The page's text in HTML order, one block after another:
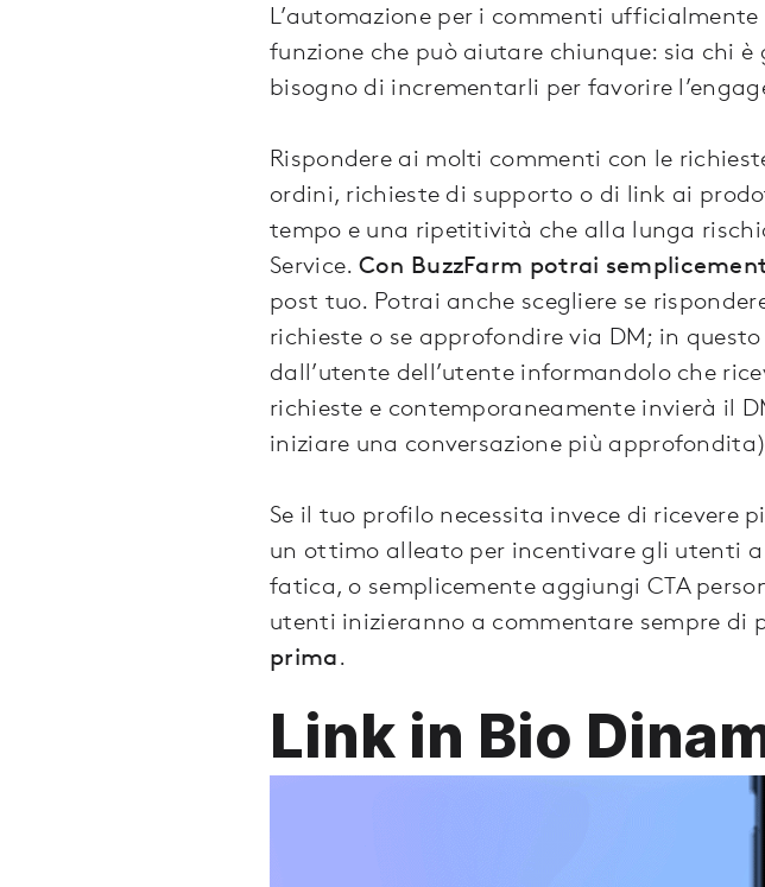
L’automazione per i commenti
funzione che può aiutare chiunque: sia chi
bisogno di incrementarli per favorire
Rispondere ai molti commenti con le
ordini, richieste di supporto o di link ai
tempo e una ripetitività che alla lunga
Service. Con BuzzFarm potrai
post tuo. Potrai anche scegliere se
richieste o se approfondire via DM; in
dall’utente dell’utente informandolo che
richieste e contemporaneamente invierà il
iniziare una conversazione più
Se il tuo profilo necessita invece di ricevere
un ottimo alleato per incentivare gli utenti
fatica, o semplicemente aggiungi CTA
utenti inizieranno a commentare sempre di
prima.
Link in Bio